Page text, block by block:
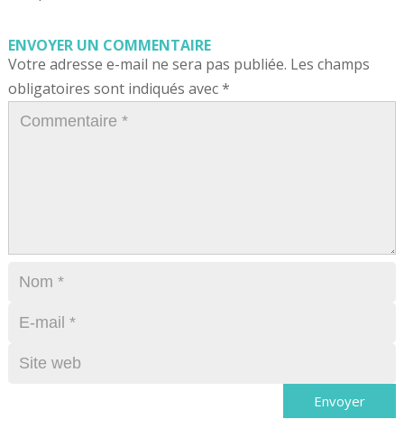
ENVOYER UN COMMENTAIRE
Votre adresse e-mail ne sera pas publiée. Les champs
obligatoires sont indiqués avec*